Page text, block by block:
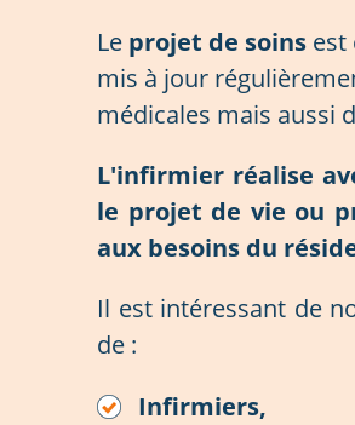
Le projet de soins est
mis à jour
médicales mais aussi
L'infirmier réalise
le projet de vie ou
aux besoins du
Il est intéressant de
de :
Infirmiers,